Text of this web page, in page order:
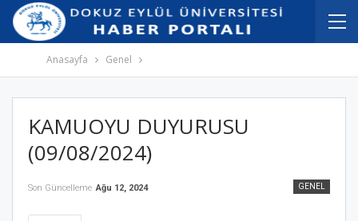
İçeriğe
atla
Navigasyona
atla
Anasayfa Genel
KAMUOYU DUYURUSU
(09/08/2024)
GENEL
Son Güncelleme Ağu 12, 2024